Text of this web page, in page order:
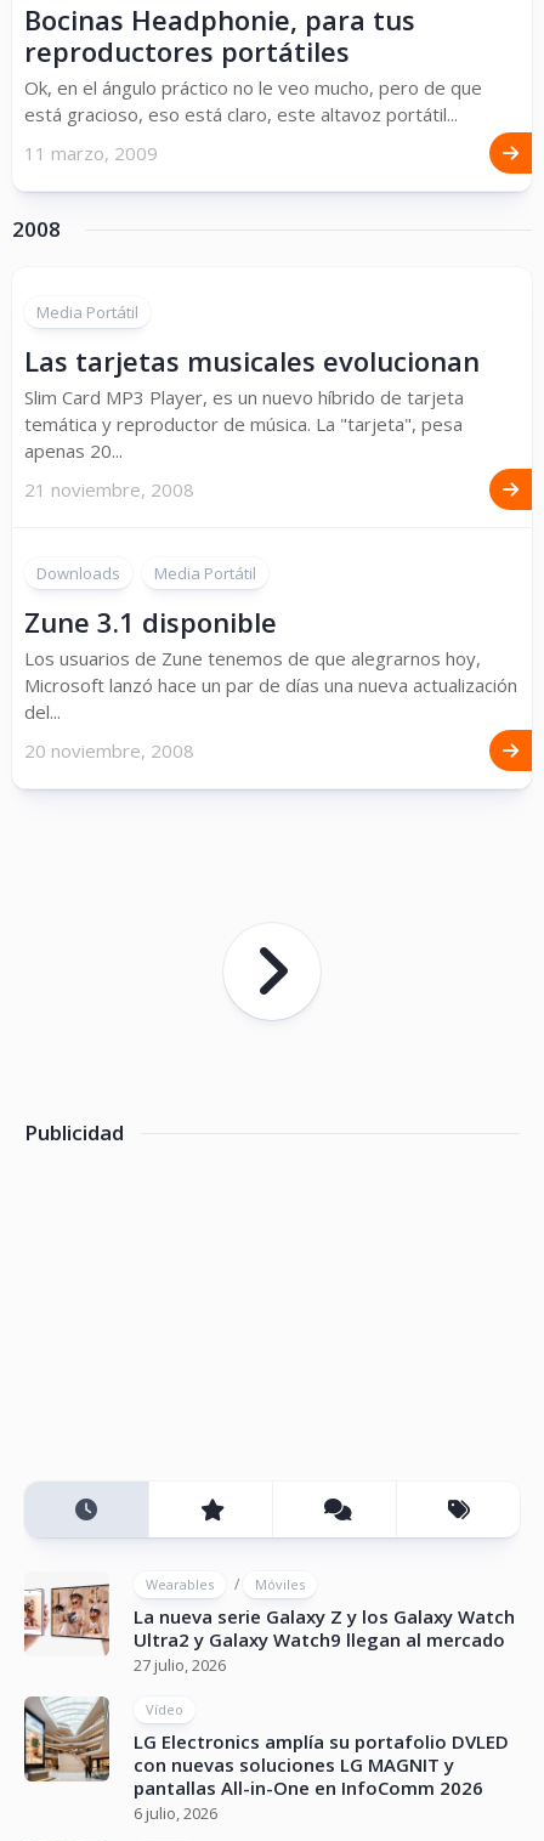
Bocinas Headphonie, para tus
reproductores portátiles
Ok, en el ángulo práctico no le veo mucho, pero de que
está gracioso, eso está claro, este altavoz portátil...
11 marzo, 2009
2008
Media Portátil
Las tarjetas musicales evolucionan
Slim Card MP3 Player, es un nuevo híbrido de tarjeta
temática y reproductor de música. La "tarjeta", pesa
apenas 20...
21 noviembre, 2008
Downloads Media Portátil
Zune 3.1 disponible
Los usuarios de Zune tenemos de que alegrarnos hoy,
Microsoft lanzó hace un par de días una nueva actualización
del...
20 noviembre, 2008
Publicidad
Wearables / Móviles
La nueva serie Galaxy Z y los Galaxy Watch
Ultra2 y Galaxy Watch9 llegan al mercado
27 julio, 2026
Vídeo
LG Electronics amplía su portafolio DVLED
con nuevas soluciones LG MAGNIT y
pantallas All-in-One en InfoComm 2026
6 julio, 2026